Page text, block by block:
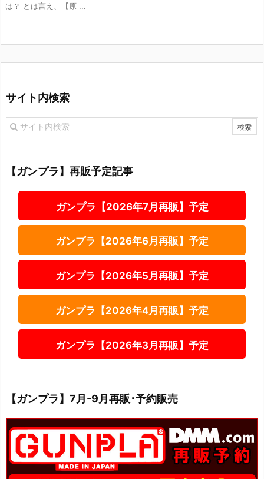
は？ とは言え、【原 ...
サイト内検索
【ガンプラ】再販予定記事
ガンプラ【2026年7月再販】予定
ガンプラ【2026年6月再販】予定
ガンプラ【2026年5月再販】予定
ガンプラ【2026年4月再販】予定
ガンプラ【2026年3月再販】予定
【ガンプラ】7月-9月再販･予約販売